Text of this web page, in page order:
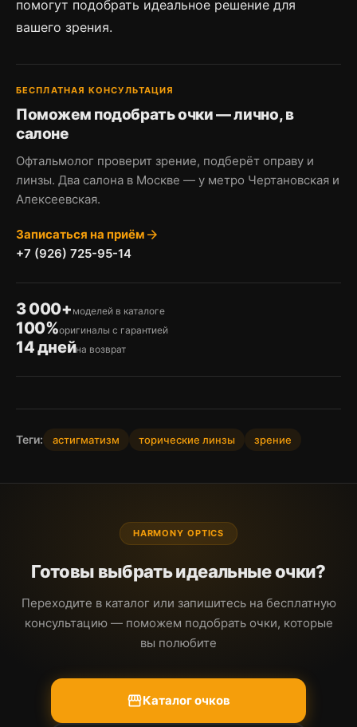
помогут подобрать идеальное решение для
вашего зрения.
БЕСПЛАТНАЯ КОНСУЛЬТАЦИЯ
Поможем подобрать очки — лично, в
салоне
Офтальмолог проверит зрение, подберёт оправу и
линзы. Два салона в Москве — у метро Чертановская и
Алексеевская.
Записаться на приём arrow_forward
+7 (926) 725-95-14
3 000+ моделей в каталоге
100%оригиналы с гарантией
14 днейна возврат
Теги: астигматизм торические линзы зрение
HARMONY OPTICS
Готовы выбрать идеальные очки?
Переходите в каталог или запишитесь на бесплатную
консультацию — поможем подобрать очки, которые
вы полюбите
storefrontКаталог очков